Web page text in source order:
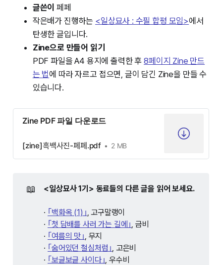
글쓴이페페
작은배가 진행하는 <일상묘사 : 수필 합평 모임>에서
탄생한 글입니다.
Zine으로 만들어 읽기
PDF 파일을 A4 용지에 출력한 후8페이지 Zine 만드
는 법에 따라 자르고 접으면, 글이 담긴 Zine을 만들 수
있습니다.
Zine PDF 파일 다운로드
[zine]흑백사진-페페.pdf 2 MB
📖 <일상묘사 1기> 동료들의 다른 글을 읽어 보세요.
· ｢백화옥 (1)｣, 고구말랭이
· ｢첫 담배를 사러 가는 길에｣, 금비
· ｢여름의 맛｣, 무지
· ｢숨어있던 철심처럼｣, 고은비
· ｢보글보글 사이다｣, 우수비